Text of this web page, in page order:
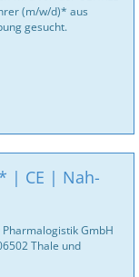
(m/w/d)* aus
gesucht.
| CE | Nah-
GmbH
Thale und